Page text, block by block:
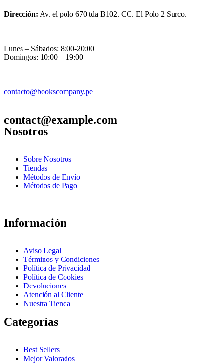
Dirección: Av. el polo 670 tda B102. CC. El Polo 2 Surco.
Lunes – Sábados: 8:00-20:00
Domingos: 10:00 – 19:00
contacto@bookscompany.pe
contact@example.com
Nosotros
Sobre Nosotros
Tiendas
Métodos de Envío
Métodos de Pago
Información
Aviso Legal
Términos y Condiciones
Política de Privacidad
Política de Cookies
Devoluciones
Atención al Cliente
Nuestra Tienda
Categorías
Best Sellers
Mejor Valorados